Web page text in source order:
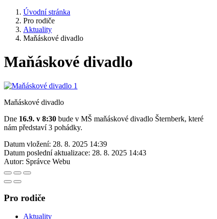
Úvodní stránka
Pro rodiče
Aktuality
Maňáskové divadlo
Maňáskové divadlo
Maňáskové divadlo
Dne 16.9. v 8:30 bude v MŠ maňáskové divadlo Šternberk, které
nám představí 3 pohádky.
Datum vložení: 28. 8. 2025 14:39
Datum poslední aktualizace: 28. 8. 2025 14:43
Autor: Správce Webu
Pro rodiče
Aktuality